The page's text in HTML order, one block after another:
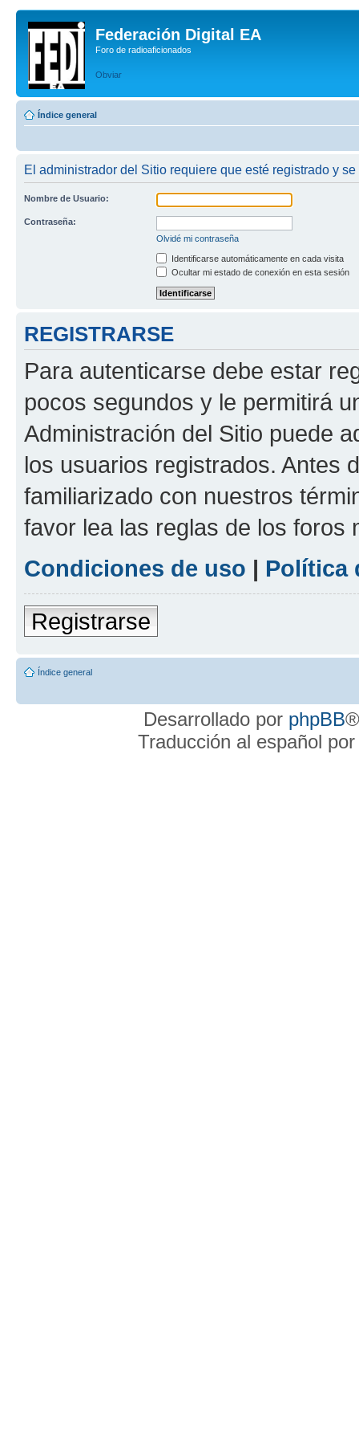
Federación Digital EA
Foro de radioaficionados
Obviar
Índice general
El administrador del Sitio requiere que esté registrado y
Nombre de Usuario:
Contraseña:
Olvidé mi contraseña
Identificarse automáticamente en cada visita
Ocultar mi estado de conexión en esta sesión
REGISTRARSE
Para autenticarse debe estar
pocos segundos y le permitirá
Administración del Sitio puede
los usuarios registrados. Antes
familiarizado con nuestros
favor lea las reglas de los foros
Condiciones de uso | Política
Registrarse
Índice general
Desarrollado por phpBB
Traducción al español